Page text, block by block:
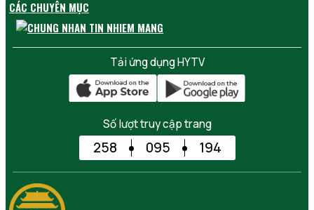
CÁC CHUYÊN MỤC
Tải ứng dụng HYTV
Số lượt truy cập trang
258 095 194